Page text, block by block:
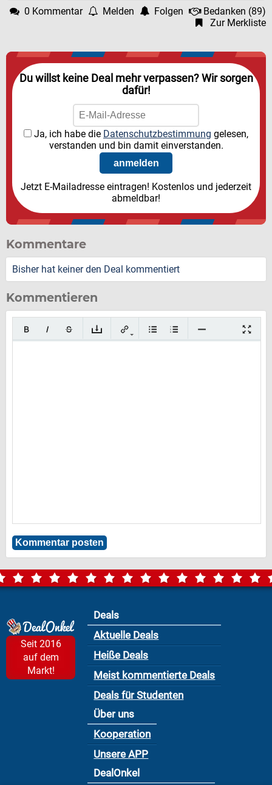
0 Kommentar Melden Folgen Bedanken (89)
Zur Merkliste
Du willst keine Deal mehr verpassen? Wir sorgen
dafür!
Ja, ich habe die Datenschutzbestimmung gelesen,
verstanden und bin damit einverstanden.
Jetzt E-Mailadresse eintragen! Kostenlos und jederzeit
abmeldbar!
Kommentare
Bisher hat keiner den Deal kommentiert
Kommentieren
Seit 2016
auf dem
Markt!
Deals
Aktuelle Deals
Heiße Deals
Meist kommentierte Deals
Deals für Studenten
Über uns
Kooperation
Unsere APP
DealOnkel